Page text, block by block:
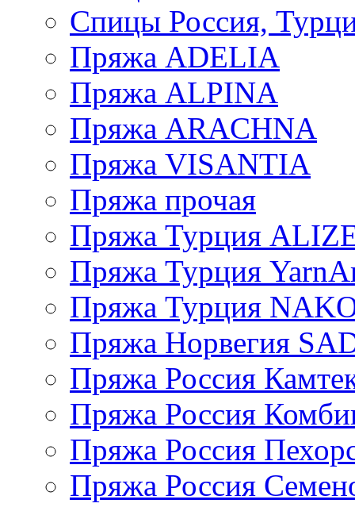
Спицы Россия,
Пряжа ADELIA
Пряжа ALPINA
Пряжа ARACHNA
Пряжа VISANTIA
Пряжа прочая
Пряжа Турция
Пряжа Турция
Пряжа Турция
Пряжа Норвегия
Пряжа Россия
Пряжа Россия
Пряжа Россия
Пряжа Россия